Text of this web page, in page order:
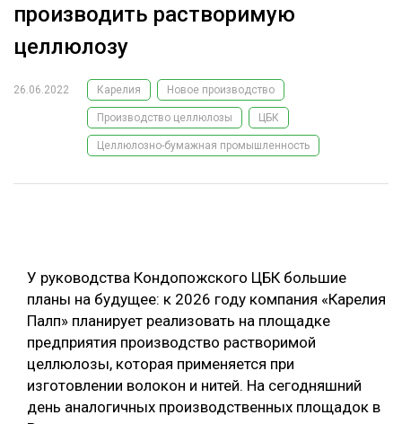
ЛЕСНОЕ ХОЗЯЙСТВО
ЛЕСОЗАГОТОВКА
ОБРАБОТКА ДРЕВЕСИНЫ
ЛОГИСТИКА
ПРОИЗВОДСТВО ДРЕВЕСНЫХ ПЛИТ
ЦБП
КОМПЛЕКСНАЯ ПЕРЕРАБОТКА
ПОДБОРКИ СТАТЕЙ
ЭКСПЕРТНОЕ МНЕНИЕ
производить растворимую
целлюлозу
26.06.2022 Карелия Новое производство
Производство целлюлозы ЦБК
Целлюлозно-бумажная промышленность
У руководства Кондопожского ЦБК большие
планы на будущее: к 2026 году компания «Карелия
Палп» планирует реализовать на площадке
предприятия производство растворимой
целлюлозы, которая применяется при
изготовлении волокон и нитей. На сегодняшний
день аналогичных производственных площадок в